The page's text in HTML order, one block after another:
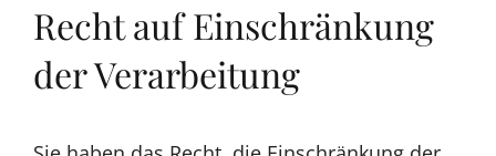
Recht auf Einschränkung
der Verarbeitung